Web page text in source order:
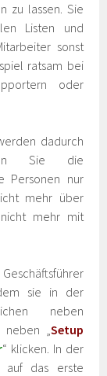
zu lassen. Sie
Listen und
sonst
ratsam bei
oder
dadurch
Sie die
Personen nur
mehr über
mehr mit
sie in der
neben
neben „Setup
“ klicken. In der
auf das erste